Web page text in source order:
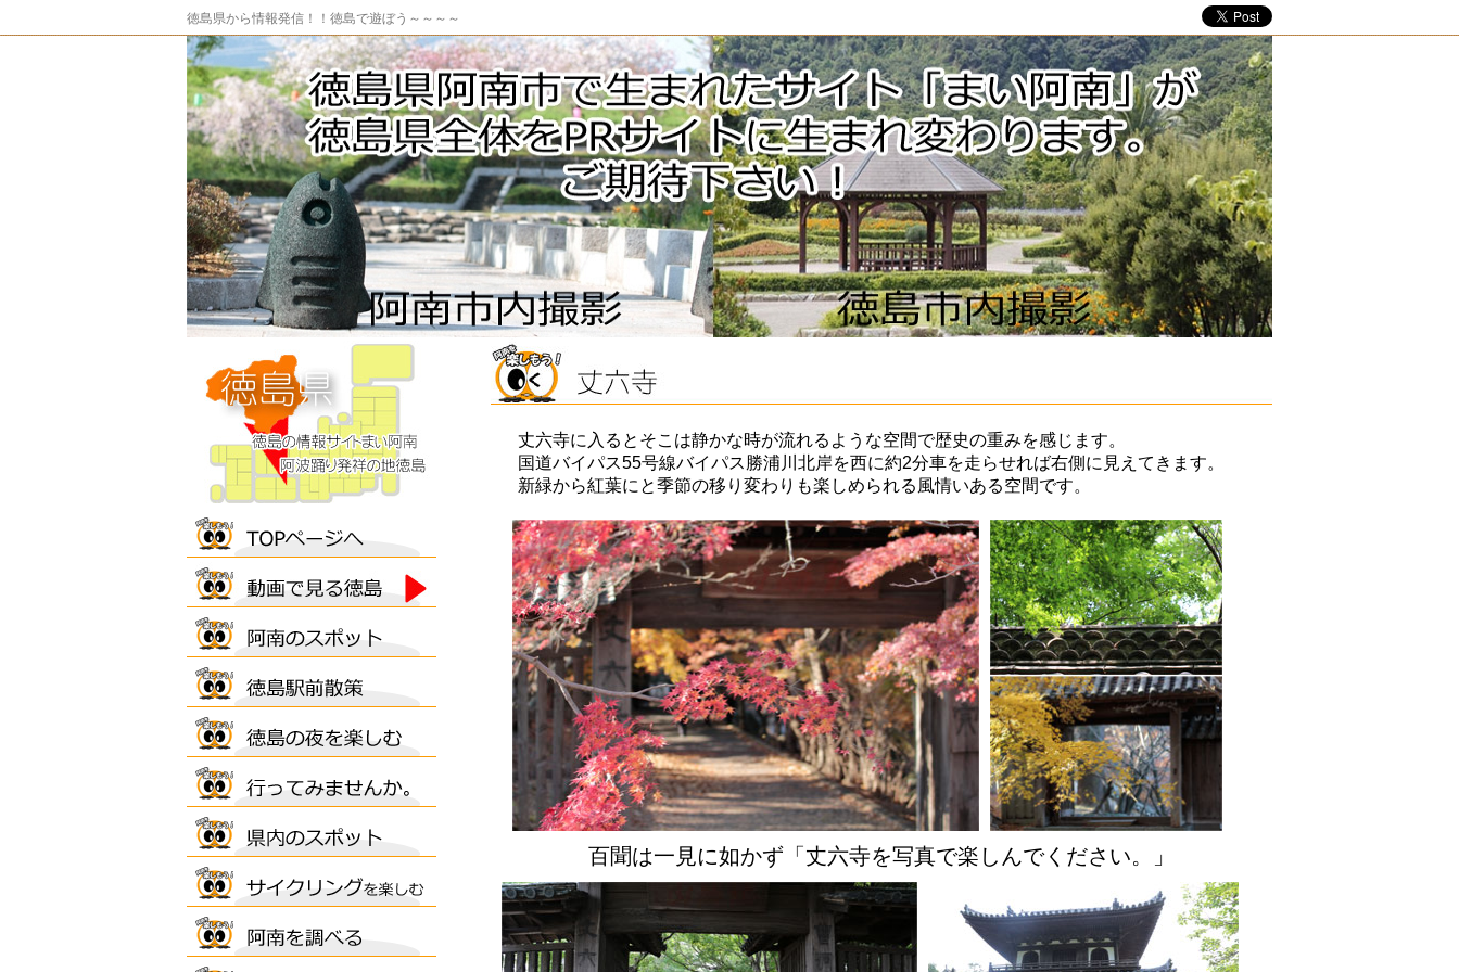
徳島県から情報発信！！徳島で遊ぼう～～～～
丈六寺に入るとそこは静かな時が流れるような空間で歴史の重みを感じます。
国道バイパス55号線バイパス勝浦川北岸を西に約2分車を走らせれば右側に見えてきます。
新緑から紅葉にと季節の移り変わりも楽しめられる風情いある空間です。
百聞は一見に如かず「丈六寺を写真で楽しんでください。」